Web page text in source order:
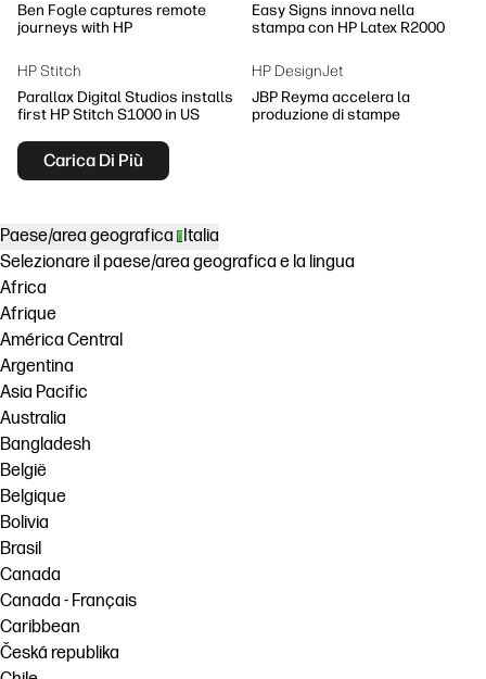
Ben Fogle captures remote
journeys with HP
Easy Signs innova nella
stampa con HP Latex R2000
HP Stitch
Parallax Digital Studios installs
first HP Stitch S1000 in US
HP DesignJet
JBP Reyma accelera la
produzione di stampe
Carica Di Più
Paese/area geografica Italia
Selezionare il paese/area geografica e la lingua
Africa
Afrique
América Central
Argentina
Asia Pacific
Australia
Bangladesh
België
Belgique
Bolivia
Brasil
Canada
Canada - Français
Caribbean
Česká republika